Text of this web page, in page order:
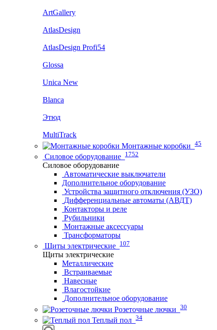
ArtGallery
AtlasDesign
AtlasDesign Profi54
Glossa
Unica New
Blanca
Этюд
MultiTrack
Монтажные коробки 45
Силовое оборудование 1752
Силовое оборудование
Автоматические выключатели
Дополнительное оборудование
Устройства защитного отключения (УЗО)
Дифференциальные автоматы (АВДТ)
Контакторы и реле
Рубильники
Монтажные аксессуары
Трансформаторы
Щиты электрические 107
Щиты электрические
Металлические
Встраиваемые
Навесные
Влагостойкие
Дополнительное оборудование
Розеточные лючки 30
Теплый пол 34